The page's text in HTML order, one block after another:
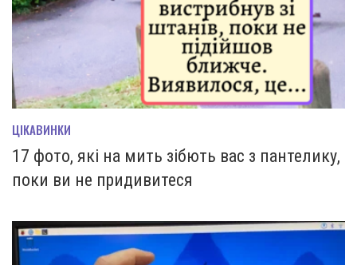
ЦІКАВИНКИ
17 фото, які на мить зiбють вас з пантелику,
поки ви не придивитеся